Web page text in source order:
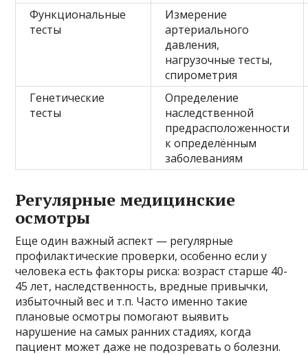
Функциональные
тесты
Измерение
артериального
давления,
нагрузочные тесты,
спирометрия
Генетические
тесты
Определение
наследственной
предрасположенности
к определённым
заболеваниям
Регулярные медицинские
осмотры
Еще один важный аспект — регулярные
профилактические проверки, особенно если у
человека есть факторы риска: возраст старше 40-
45 лет, наследственность, вредные привычки,
избыточный вес и т.п. Часто именно такие
плановые осмотры помогают выявить
нарушение на самых ранних стадиях, когда
пациент может даже не подозревать о болезни.